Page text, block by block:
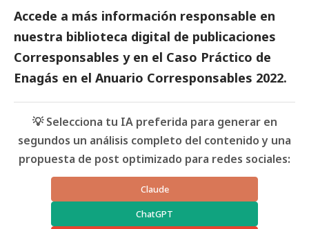
Accede a más información responsable en
nuestra biblioteca digital de publicaciones
Corresponsables y en el Caso Práctico de
Enagás en el Anuario Corresponsables 2022.
💡 Selecciona tu IA preferida para generar en
segundos un análisis completo del contenido y una
propuesta de post optimizado para redes sociales:
Claude
ChatGPT